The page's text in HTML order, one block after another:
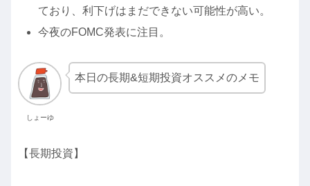
ており、利下げはまだできない可能性が高い。
今夜のFOMC発表に注目。
しょーゆ
本日の長期&短期投資オススメのメモ
【長期投資】